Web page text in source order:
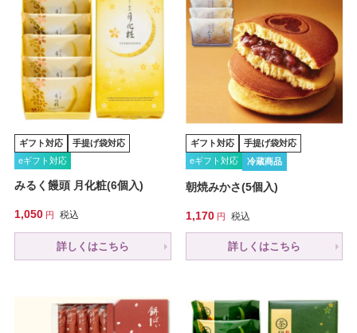
ギフト対応
手提げ袋対応
eギフト対応
みるく饅頭 月化粧(6個入)
1,050 税込
詳しくはこちら
ギフト対応
手提げ袋対応
eギフト対応
冷蔵商品
朝焼みかさ(5個入)
1,170 税込
詳しくはこちら